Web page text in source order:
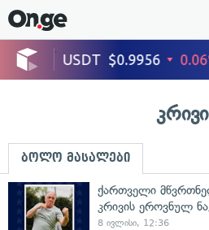
კრივი
ბოლო მასალები
ქართველი
კრივის ეროვნულ
8 ივლისი, 12:36